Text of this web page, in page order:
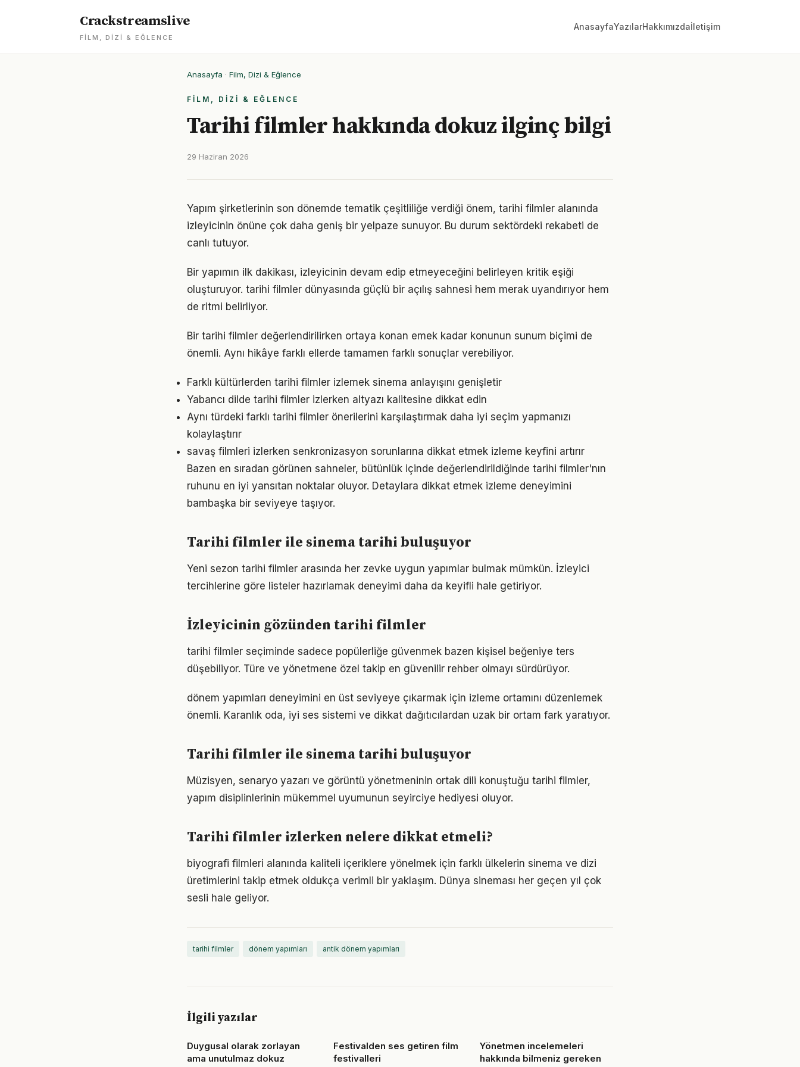
Crackstreamslive
FILM, DIZI & EĞLENCE
AnasayfaYazılarHakkımızdaİletişim
Anasayfa · Film, Dizi & Eğlence
FILM, DIZI & EĞLENCE
Tarihi filmler hakkında dokuz ilginç bilgi
29 Haziran 2026
Yapım şirketlerinin son dönemde tematik çeşitliliğe verdiği önem, tarihi filmler alanında
izleyicinin önüne çok daha geniş bir yelpaze sunuyor. Bu durum sektördeki rekabeti de
canlı tutuyor.
Bir yapımın ilk dakikası, izleyicinin devam edip etmeyeceğini belirleyen kritik eşiği
oluşturuyor. tarihi filmler dünyasında güçlü bir açılış sahnesi hem merak uyandırıyor hem
de ritmi belirliyor.
Bir tarihi filmler değerlendirilirken ortaya konan emek kadar konunun sunum biçimi de
önemli. Aynı hikâye farklı ellerde tamamen farklı sonuçlar verebiliyor.
Farklı kültürlerden tarihi filmler izlemek sinema anlayışını genişletir
Yabancı dilde tarihi filmler izlerken altyazı kalitesine dikkat edin
Aynı türdeki farklı tarihi filmler önerilerini karşılaştırmak daha iyi seçim yapmanızı
kolaylaştırır
savaş filmleri izlerken senkronizasyon sorunlarına dikkat etmek izleme keyfini artırır
Bazen en sıradan görünen sahneler, bütünlük içinde değerlendirildiğinde tarihi filmler'nın
ruhunu en iyi yansıtan noktalar oluyor. Detaylara dikkat etmek izleme deneyimini
bambaşka bir seviyeye taşıyor.
Tarihi filmler ile sinema tarihi buluşuyor
Yeni sezon tarihi filmler arasında her zevke uygun yapımlar bulmak mümkün. İzleyici
tercihlerine göre listeler hazırlamak deneyimi daha da keyifli hale getiriyor.
İzleyicinin gözünden tarihi filmler
tarihi filmler seçiminde sadece popülerliğe güvenmek bazen kişisel beğeniye ters
düşebiliyor. Türe ve yönetmene özel takip en güvenilir rehber olmayı sürdürüyor.
dönem yapımları deneyimini en üst seviyeye çıkarmak için izleme ortamını düzenlemek
önemli. Karanlık oda, iyi ses sistemi ve dikkat dağıtıcılardan uzak bir ortam fark yaratıyor.
Tarihi filmler ile sinema tarihi buluşuyor
Müzisyen, senaryo yazarı ve görüntü yönetmeninin ortak dili konuştuğu tarihi filmler,
yapım disiplinlerinin mükemmel uyumunun seyirciye hediyesi oluyor.
Tarihi filmler izlerken nelere dikkat etmeli?
biyografi filmleri alanında kaliteli içeriklere yönelmek için farklı ülkelerin sinema ve dizi
üretimlerini takip etmek oldukça verimli bir yaklaşım. Dünya sineması her geçen yıl çok
sesli hale geliyor.
tarihi filmler dönem yapımları antik dönem yapımları
İlgili yazılar
Duygusal olarak zorlayan
ama unutulmaz dokuz
Festivalden ses getiren film
festivalleri
Yönetmen incelemeleri
hakkında bilmeniz gereken